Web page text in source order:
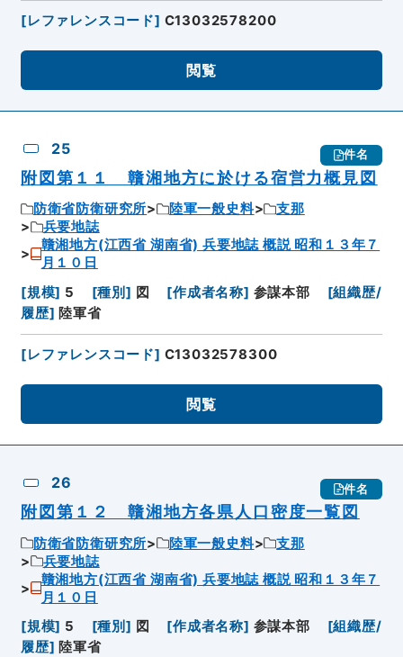
[レファレンスコード] C13032578200
閲覧
25 件名
附図第１１ 贛湘地方に於ける宿営力概見図
防衛省防衛研究所 陸軍一般史料
支那
兵要地誌
贛湘地方(江西省 湖南省) 兵要地誌 概説 昭和１３年７
月１０日
[規模] 5 [種別 ] 図 [作成者名称] 参謀本部 [組織歴/
履歴] 陸軍省
[レファレンスコード] C13032578300
閲覧
26 件名
附図第１２ 贛湘地方各県人口密度一覧図
防衛省防衛研究所 陸軍一般史料
支那
兵要地誌
贛湘地方(江西省 湖南省) 兵要地誌 概説 昭和１３年７
月１０日
[規模] 5 [種別 ] 図 [作成者名称] 参謀本部 [組織歴/
履歴] 陸軍省